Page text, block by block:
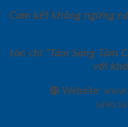
Cam kết không ngừng
tôn chỉ “Tâm Sáng Tầm
với
Website: